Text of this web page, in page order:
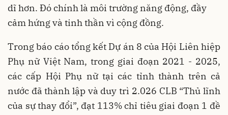
dĩ hơn. Đó chính là môi trường năng động, đầy
cảm hứng và tinh thần vì cộng đồng.
Trong báo cáo tổng kết Dự án 8 của Hội Liên hiệp
Phụ nữ Việt Nam, trong giai đoạn 2021 - 2025,
các cấp Hội Phụ nữ tại các tỉnh thành trên cả
nước đã thành lập và duy trì 2.026 CLB “Thủ lĩnh
của sự thay đổi”, đạt 113% chỉ tiêu giai đoạn 1 đề